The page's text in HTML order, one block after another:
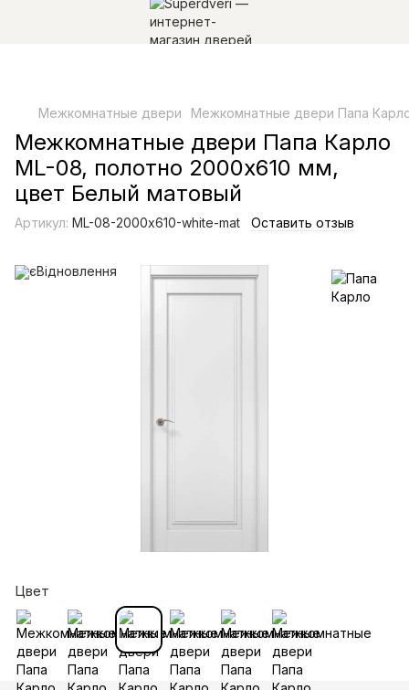
Межкомнатные двери Межкомнатные двери Папа
Межкомнатные двери Папа Карло
ML-08, полотно 2000х610 мм,
цвет Белый матовый
Артикул: ML-08-2000х610-white-mat Оставить отзыв
Цвет